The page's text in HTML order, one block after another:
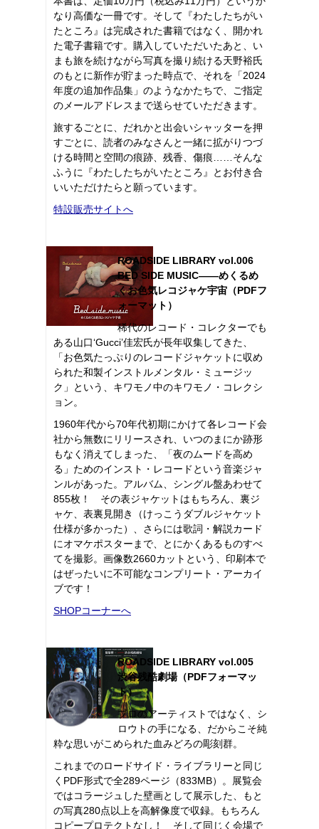
なり高価な一冊です。そして『わたしたちがい
たところ』は完成された書籍ではなく、開かれ
た電子書籍です。購入していただいたあと、い
まも旅を続けながら写真を撮り続ける天野裕氏
のもとに新作が貯まった時点で、それを「2024
年度の追加作品集」のようなかたちで、ご指定
のメールアドレスまで送らせていただきます。
旅するごとに、だれかと出会いシャッターを押
すごとに、読者のみなさんと一緒に拡がりつづ
ける時間と空間の痕跡、残香、傷痕……そんな
ふうに『わたしたちがいたところ』とお付き合
いいただけたらと願っています。
特設販売サイトへ
ROADSIDE LIBRARY vol.006
BED SIDE MUSIC――めくるめ
くお色気レコジャケ宇宙（PDFフ
ォーマット）
稀代のレコード・コレクターでも
ある山口‘Gucci’佳宏氏が長年収集してきた、
「お色気たっぷりのレコードジャケットに収め
られた和製インストルメンタル・ミュージッ
ク」という、キワモノ中のキワモノ・コレクシ
ョン。
1960年代から70年代初期にかけて各レコード会
社から無数にリリースされ、いつのまにか跡形
もなく消えてしまった、「夜のムードを高め
る」ためのインスト・レコードという音楽ジャ
ンルがあった。アルバム、シングル盤あわせて
855枚！ その表ジャケットはもちろん、裏ジ
ャケ、表裏見開き（けっこうダブルジャケット
仕様が多かった）、さらには歌詞・解説カード
にオマケポスターまで、とにかくあるものすべ
てを撮影。画像数2660カットという、印刷本で
はぜったいに不可能なコンプリート・アーカイ
ブです！
SHOPコーナーへ
ROADSIDE LIBRARY vol.005
渋谷残酷劇場（PDFフォーマッ
ト）
プロのアーティストではなく、シ
ロウトの手になる、だからこそ純
粋な思いがこめられた血みどろの彫刻群。
これまでのロードサイド・ライブラリーと同じ
くPDF形式で全289ページ（833MB）。展覧会
ではコラージュした壁画として展示した、もと
の写真280点以上を高解像度で収録。もちろん
コピープロテクトなし！ そして同じく会場で